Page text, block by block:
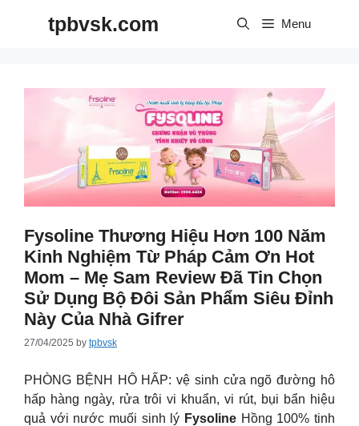
tpbvsk.com Menu
Fysoline Thương Hiệu Hơn 100 Năm
Kinh Nghiệm Từ Pháp Cảm Ơn Hot
Mom – Mẹ Sam Review Đã Tin Chọn
Sử Dụng Bộ Đôi Sản Phẩm Siêu Đỉnh
Này Của Nhà Gifrer
27/04/2025 by tpbvsk
PHÒNG BỆNH HÔ HẤP: vệ sinh cửa ngõ đường hô
hấp hàng ngày, rửa trôi vi khuẩn, vi rút, bụi bẩn hiệu
quả với nước muối sinh lý Fysoline Hồng 100% tinh